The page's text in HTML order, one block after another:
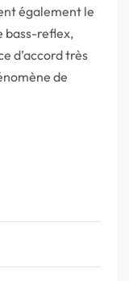
également le
bass-reflex,
d’accord très
de